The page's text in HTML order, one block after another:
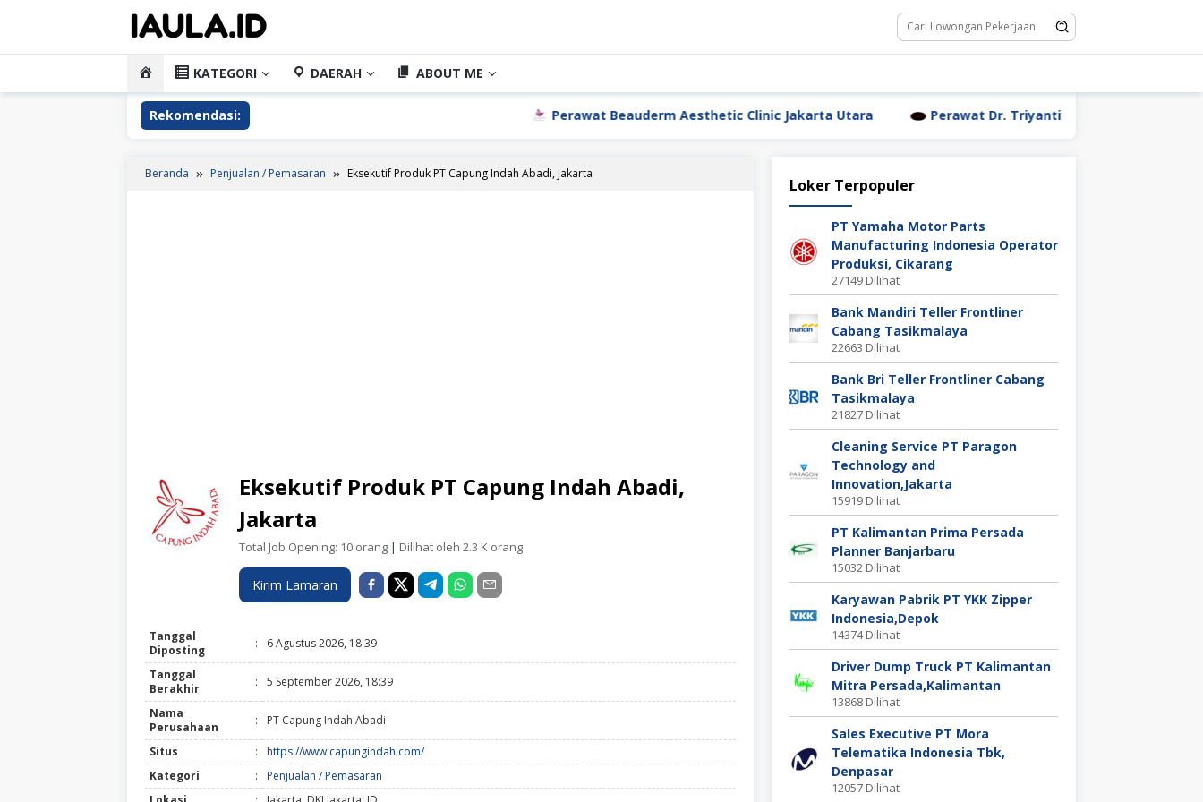
HOME KATEGORI DAERAH ABOUT ME
Rekomendasi: Perawat Beauderm Aesthetic Clinic Jakarta Utara Perawat Dr. Triyanti Sundari Jakarta Utara
Beranda Penjualan / Pemasaran Eksekutif Produk PT Capung Indah Abadi, Jakarta
Eksekutif Produk PT Capung Indah Abadi,
Jakarta
Total Job Opening: 10 orang | Dilihat oleh 2.3 K orang
Kirim Lamaran
Tanggal
Diposting
: 6 Agustus 2026, 18:39
Tanggal
Berakhir
: 5 September 2026, 18:39
Nama
Perusahaan
: PT Capung Indah Abadi
Situs :
https://www.capungindah.com/
Kategori
:
Penjualan / Pemasaran
Loker Terpopuler
PT Yamaha Motor Parts
Manufacturing Indonesia Operator
Produksi, Cikarang
27149 Dilihat
Bank Mandiri Teller Frontliner
Cabang Tasikmalaya
22663 Dilihat
Bank Bri Teller Frontliner Cabang
Tasikmalaya
21827 Dilihat
Cleaning Service PT Paragon
Technology and
Innovation,Jakarta
15919 Dilihat
PT Kalimantan Prima Persada
Planner Banjarbaru
15032 Dilihat
Karyawan Pabrik PT YKK Zipper
Indonesia,Depok
14374 Dilihat
Driver Dump Truck PT Kalimantan
Mitra Persada,Kalimantan
13868 Dilihat
Sales Executive PT Mora
Telematika Indonesia Tbk,
Denpasar
12057 Dilihat